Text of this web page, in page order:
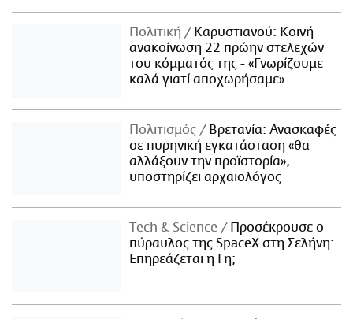
Πολιτική
Καρυστιανού: Κοινή
ανακοίνωση 22 πρώην στελεχών
του κόμματός της - «Γνωρίζουμε
καλά γιατί αποχωρήσαμε»
Πολιτισμός
Βρετανία: Ανασκαφές
σε πυρηνική εγκατάσταση «θα
αλλάξουν την προϊστορία»,
υποστηρίζει αρχαιολόγος
Τech & Science
Προσέκρουσε ο
πύραυλος της SpaceX στη Σελήνη:
Επηρεάζεται η Γη;